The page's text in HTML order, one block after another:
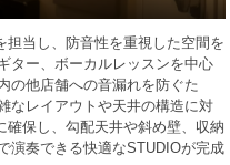
当し、防音性を重視した空間を
ター、ボーカルレッスンを中心
の他店舗への音漏れを防ぐた
なレイアウトや天井の構造に対
確保し、勾配天井や斜め壁、収納
演奏できる快適なSTUDIOが完成